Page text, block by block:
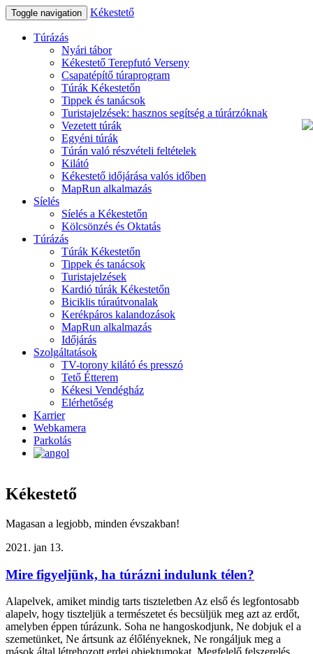
Toggle navigation Kékestető
Túrázás
Nyári tábor
Kékestető Terepfutó Verseny
Csapatépítő túraprogram
Túrák Kékestetőn
Tippek és tanácsok
Turistajelzések: hasznos segítség a túrárzóknak
Vezetett túrák
Egyéni túrák
Túrán való részvételi feltételek
Kilátó
Kékestető időjárása valós időben
MapRun alkalmazás
Síelés
Síelés a Kékestetőn
Kölcsönzés és Oktatás
Túrázás
Túrák Kékestetőn
Tippek és tanácsok
Turistajelzések
Kardió túrák Kékestetőn
Biciklis túraútvonalak
Kerékpáros kalandozások
MapRun alkalmazás
Időjárás
Szolgáltatások
TV-torony kilátó és presszó
Tető Étterem
Kékesi Vendégház
Elérhetőség
Karrier
Webkamera
Parkolás
Kékestető
Magasan a legjobb, minden évszakban!
2021. jan 13.
Mire figyeljünk, ha túrázni indulunk télen?
Alapelvek, amiket mindig tarts tiszteletben Az első és legfontosabb
alapelv, hogy tiszteljük a természetet és becsüljük meg azt az erdőt,
amelyben éppen túrázunk. Soha ne hangoskodjunk, Ne dobjuk el a
szemetünket, Ne ártsunk az élőlényeknek, Ne rongáljuk meg a